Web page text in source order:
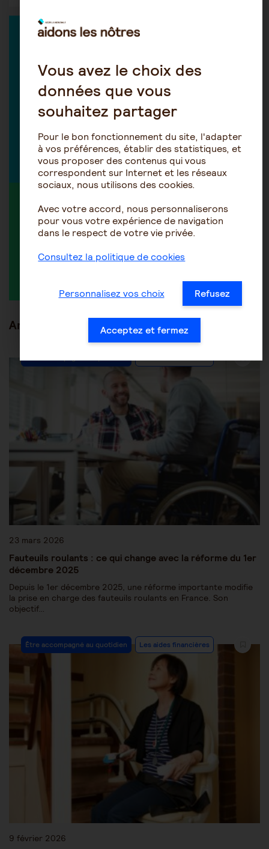
EXPERT DANS LA DISCUSSION
Les conseillers DOM PLUS
Conseils sur le quotidien de
Découvrir tous nos experts
Articles en lien
23 mars 2026
Fauteuils roulants : ce qui change avec la réforme du 1er
décembre 2025
Depuis le 1er décembre 2025, une réforme importante modifie
la prise en charge des fauteuils roulants en France. Son
objectif…
Être accompagné au quotidien Les aides financières
9 février 2026
Vous avez le choix des
données que vous
souhaitez partager
Pour le bon fonctionnement du site, l'adapter
à vos préférences, établir des statistiques, et
vous proposer des contenus qui vous
correspondent sur Internet et les réseaux
sociaux, nous utilisons des cookies.
Avec votre accord, nous personnaliserons
pour vous votre expérience de navigation
dans le respect de votre vie privée.
Consultez la politique de cookies
Personnalisez vos choix Refusez
Acceptez et fermez